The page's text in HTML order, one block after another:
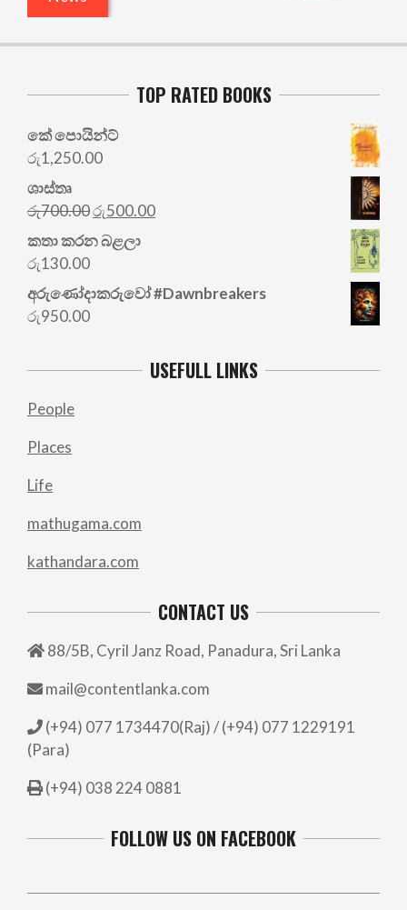
TOP RATED BOOKS
කේ පොයින්ට්
රු1,250.00
ශාස්තෘ
රු700.00Original
price
was:
රු500.00Current
කතා කරන බළලා
රු130.00
අරු‍ණෝදාකරුවෝ #Dawnbreakers
රු950.00
USEFULL LINKS
People
Places
Life
mathugama.com
kathandara.com
CONTACT US
88/5B, Cyril Janz Road, Panadura, Sri Lanka
mail@contentlanka.com
(+94) 077 1734470(Raj) / (+94) 077 1229191
(Para)
(+94) 038 224 0881
FOLLOW US ON FACEBOOK